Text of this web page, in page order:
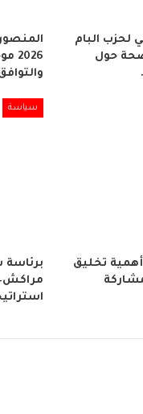
لحزب البام
حول
تخليق
المشاركة
سياسة